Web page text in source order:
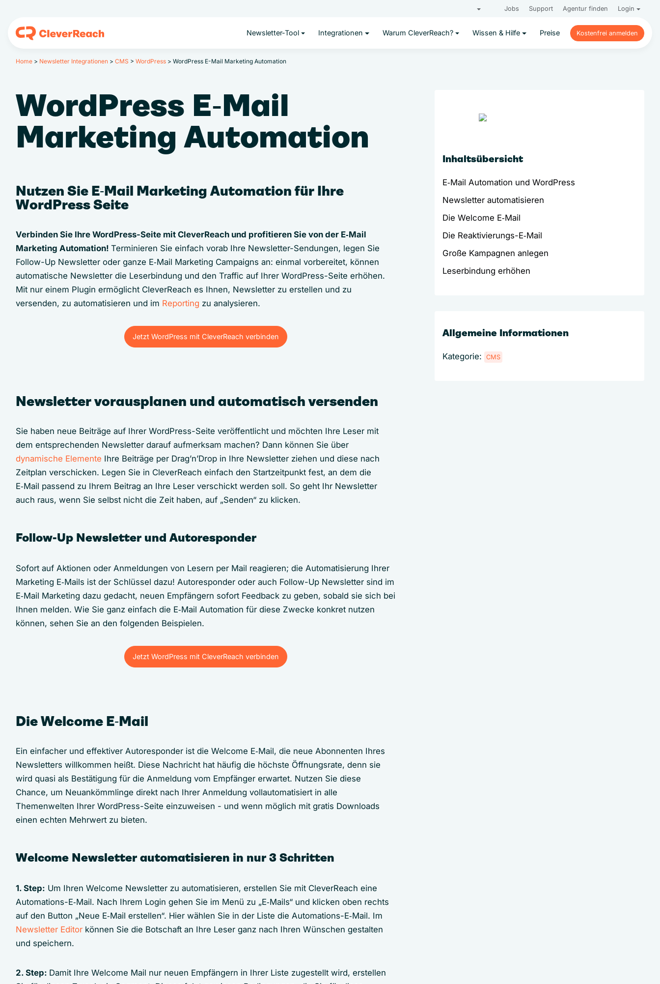
Jobs Support Agentur finden Login
Newsletter-Tool Integrationen Warum CleverReach? Wissen & Hilfe Preise
Kostenfrei anmelden
Kostenfrei anmelden
Home > Newsletter Integrationen > CMS > WordPress > WordPress E-Mail Marketing Automation
WordPress E‑Mail
Marketing Automation
Nutzen Sie E‑Mail Marketing Automation für Ihre
WordPress Seite
Verbinden Sie Ihre WordPress-Seite mit CleverReach und profitieren Sie von der E‑Mail
Marketing Automation! Terminieren Sie einfach vorab Ihre Newsletter-Sendungen, legen Sie
Follow-Up Newsletter oder ganze E‑Mail Marketing Campaigns an: einmal vorbereitet, können
automatische Newsletter die Leserbindung und den Traffic auf Ihrer WordPress-Seite erhöhen.
Mit nur einem Plugin ermöglicht CleverReach es Ihnen, Newsletter zu erstellen und zu
versenden, zu automatisieren und im Reporting zu analysieren.
Jetzt WordPress mit CleverReach verbinden
Jetzt WordPress mit CleverReach verbinden
Newsletter vorausplanen und automatisch versenden
Sie haben neue Beiträge auf Ihrer WordPress-Seite veröffentlicht und möchten Ihre Leser mit
dem entsprechenden Newsletter darauf aufmerksam machen? Dann können Sie über
dynamische Elemente Ihre Beiträge per Drag’n’Drop in Ihre Newsletter ziehen und diese nach
Zeitplan verschicken. Legen Sie in CleverReach einfach den Startzeitpunkt fest, an dem die
E‑Mail passend zu Ihrem Beitrag an Ihre Leser verschickt werden soll. So geht Ihr Newsletter
auch raus, wenn Sie selbst nicht die Zeit haben, auf „Senden“ zu klicken.
Follow-Up Newsletter und Autoresponder
Sofort auf Aktionen oder Anmeldungen von Lesern per Mail reagieren; die Automatisierung Ihrer
Marketing E‑Mails ist der Schlüssel dazu! Autoresponder oder auch Follow-Up Newsletter sind im
E‑Mail Marketing dazu gedacht, neuen Empfängern sofort Feedback zu geben, sobald sie sich bei
Ihnen melden. Wie Sie ganz einfach die E‑Mail Automation für diese Zwecke konkret nutzen
können, sehen Sie an den folgenden Beispielen.
Jetzt WordPress mit CleverReach verbinden
Jetzt WordPress mit CleverReach verbinden
Die Welcome E‑Mail
Ein einfacher und effektiver Autoresponder ist die Welcome E‑Mail, die neue Abonnenten Ihres
Newsletters willkommen heißt. Diese Nachricht hat häufig die höchste Öffnungsrate, denn sie
wird quasi als Bestätigung für die Anmeldung vom Empfänger erwartet. Nutzen Sie diese
Chance, um Neuankömmlinge direkt nach Ihrer Anmeldung vollautomatisiert in alle
Themenwelten Ihrer WordPress-Seite einzuweisen - und wenn möglich mit gratis Downloads
einen echten Mehrwert zu bieten.
Welcome Newsletter automatisieren in nur 3 Schritten
1. Step: Um Ihren Welcome Newsletter zu automatisieren, erstellen Sie mit CleverReach eine
Automations-E‑Mail. Nach Ihrem Login gehen Sie im Menü zu „E‑Mails“ und klicken oben rechts
auf den Button „Neue E‑Mail erstellen“. Hier wählen Sie in der Liste die Automations-E‑Mail. Im
Newsletter Editor können Sie die Botschaft an Ihre Leser ganz nach Ihren Wünschen gestalten
und speichern.
2. Step: Damit Ihre Welcome Mail nur neuen Empfängern in Ihrer Liste zugestellt wird, erstellen
Inhaltsübersicht
E‑Mail Automation und WordPress
Newsletter automatisieren
Die Welcome E‑Mail
Die Reaktivierungs-E‑Mail
Große Kampagnen anlegen
Leserbindung erhöhen
Allgemeine Informationen
Kategorie: CMS